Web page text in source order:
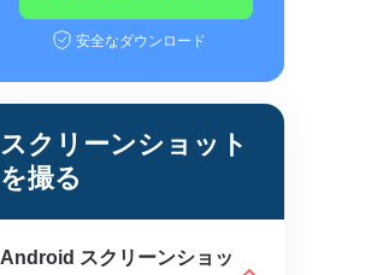
安全なダウンロード
スクリーンショット
を撮る
Android スクリーンショッ